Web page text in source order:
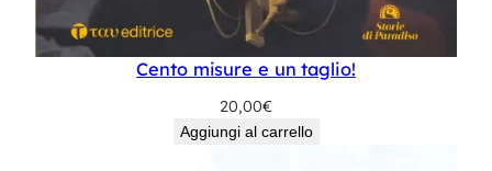
Cento misure e un taglio!
20,00€
Aggiungi al carrello